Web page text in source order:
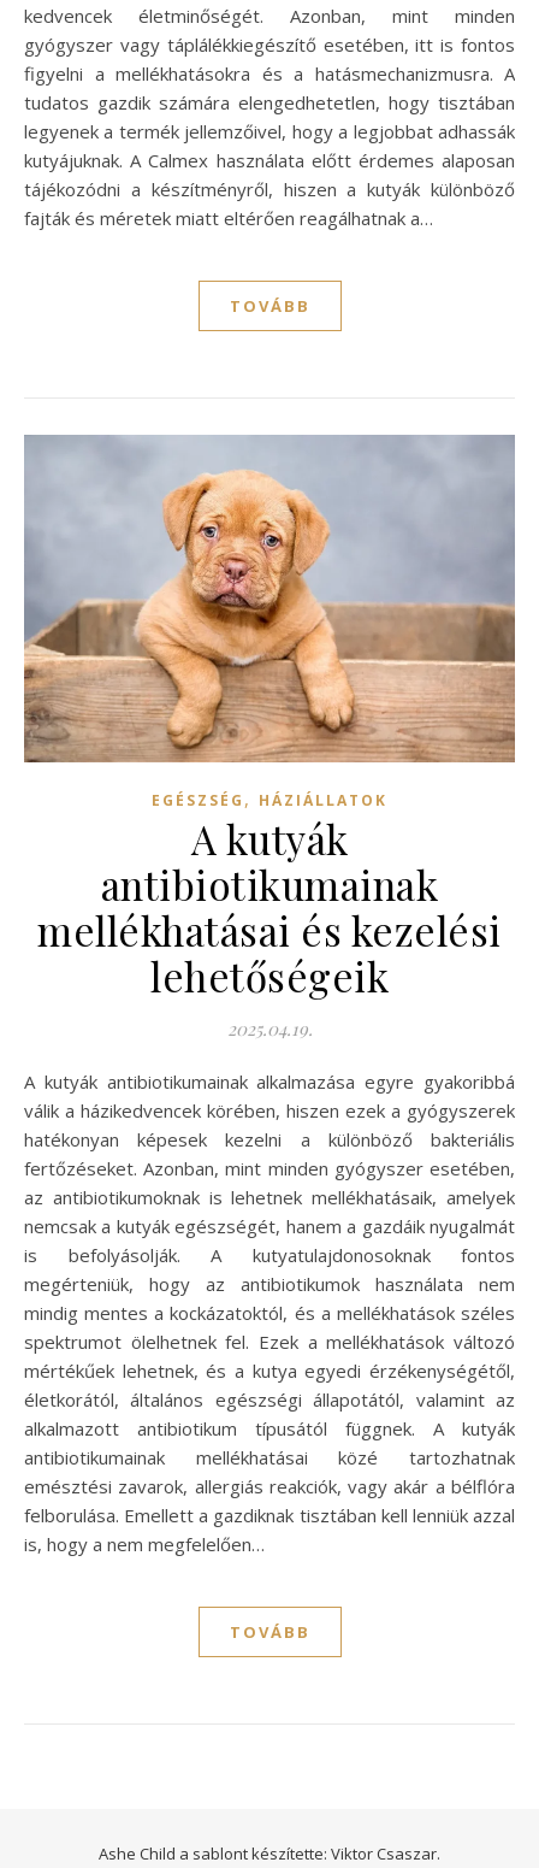
kedvencek életminőségét. Azonban, mint minden
gyógyszer vagy táplálékkiegészítő esetében, itt is fontos
figyelni a mellékhatásokra és a hatásmechanizmusra. A
tudatos gazdik számára elengedhetetlen, hogy tisztában
legyenek a termék jellemzőivel, hogy a legjobbat adhassák
kutyájuknak. A Calmex használata előtt érdemes alaposan
tájékozódni a készítményről, hiszen a kutyák különböző
fajták és méretek miatt eltérően reagálhatnak a…
TOVÁBB
EGÉSZSÉG , HÁZIÁLLATOK
A kutyák
antibiotikumainak
mellékhatásai és kezelési
lehetőségeik
2025.04.19.
A kutyák antibiotikumainak alkalmazása egyre gyakoribbá
válik a házikedvencek körében, hiszen ezek a gyógyszerek
hatékonyan képesek kezelni a különböző bakteriális
fertőzéseket. Azonban, mint minden gyógyszer esetében,
az antibiotikumoknak is lehetnek mellékhatásaik, amelyek
nemcsak a kutyák egészségét, hanem a gazdáik nyugalmát
is befolyásolják. A kutyatulajdonosoknak fontos
megérteniük, hogy az antibiotikumok használata nem
mindig mentes a kockázatoktól, és a mellékhatások széles
spektrumot ölelhetnek fel. Ezek a mellékhatások változó
mértékűek lehetnek, és a kutya egyedi érzékenységétől,
életkorától, általános egészségi állapotától, valamint az
alkalmazott antibiotikum típusától függnek. A kutyák
antibiotikumainak mellékhatásai közé tartozhatnak
emésztési zavarok, allergiás reakciók, vagy akár a bélflóra
felborulása. Emellett a gazdiknak tisztában kell lenniük azzal
is, hogy a nem megfelelően…
TOVÁBB
Ashe Child a sablont készítette: Viktor Csaszar.